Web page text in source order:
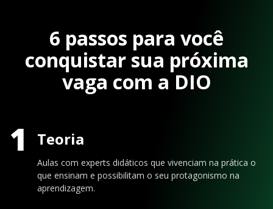
6 passos para você
conquistar sua próxima
vaga com a DIO
1 Teoria
Aulas com experts didáticos que vivenciam na prática o
que ensinam e possibilitam o seu protagonismo na
aprendizagem.